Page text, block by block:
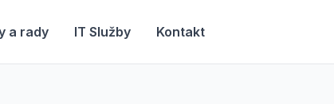
a rady IT Služby Kontakt